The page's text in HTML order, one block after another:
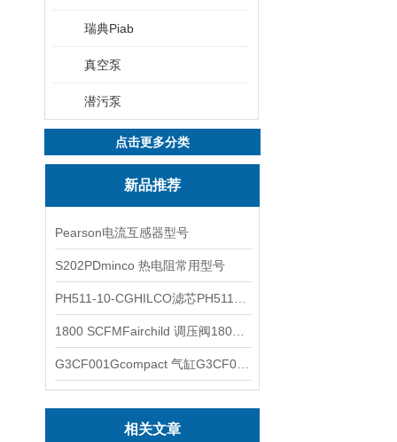
瑞典Piab
真空泵
潜污泵
点击更多分类
新品推荐
Pearson电流互感器型号
S202PDminco 热电阻常用型号
相关文章